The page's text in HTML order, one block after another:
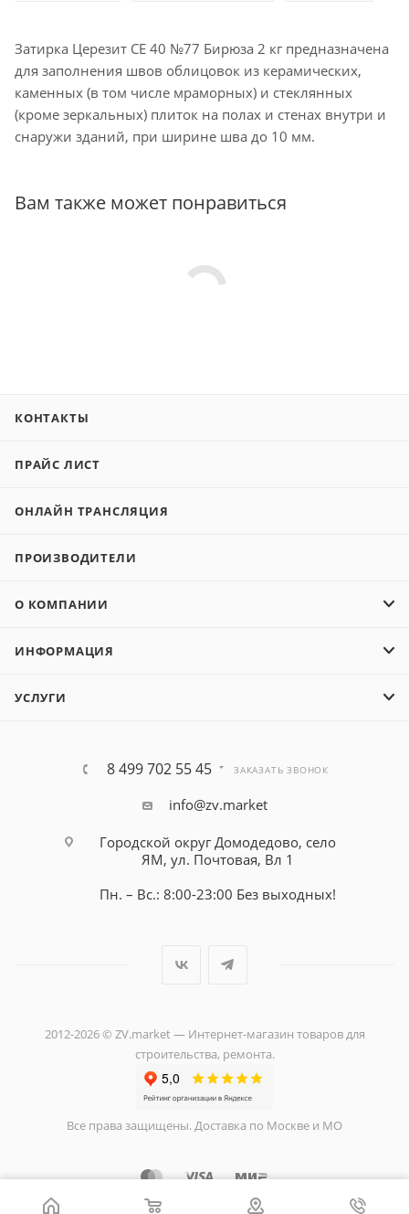
Затирка Церезит CE 40 №77 Бирюза 2 кг предназначена
для заполнения швов облицовок из керамических,
каменных (в том числе мраморных) и стеклянных
(кроме зеркальных) плиток на полах и стенах внутри и
снаружи зданий, при ширине шва до 10 мм.
Вам также может понравиться
КОНТАКТЫ
ПРАЙС ЛИСТ
ОНЛАЙН ТРАНСЛЯЦИЯ
ПРОИЗВОДИТЕЛИ
О КОМПАНИИ
ИНФОРМАЦИЯ
УСЛУГИ
8 499 702 55 45 ЗАКАЗАТЬ ЗВОНОК
info@zv.market
Городской округ Домодедово, село
ЯМ, ул. Почтовая, Вл 1
Пн. – Вс.: 8:00-23:00 Без выходных!
2012-2026 © ZV.market — Интернет-магазин товаров для
строительства, ремонта.
Все права защищены. Доставка по Москве и МО